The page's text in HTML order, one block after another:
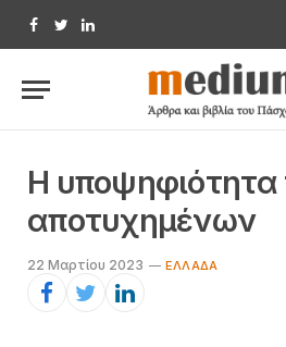
Facebook
TwitterLinkedIn
Η
αποτυχημένων
22 Μαρτίου 2023 ΕΛΛΆΔΑ